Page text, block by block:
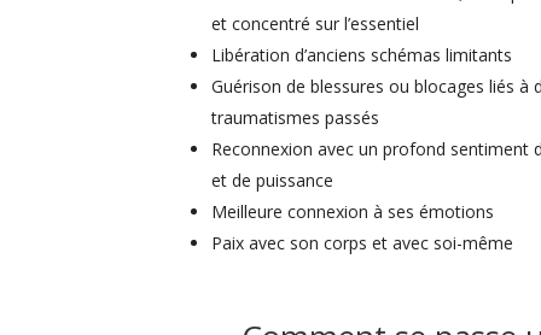
et concentré sur l’essentiel
Libération d’anciens schémas limitants
Guérison de blessures ou blocages liés à
traumatismes passés
Reconnexion avec un profond sentiment
et de puissance
Meilleure connexion à ses émotions
Paix avec son corps et avec soi-même